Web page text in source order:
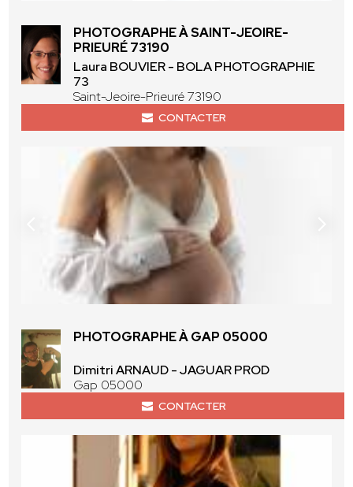
PHOTOGRAPHE À SAINT-JEOIRE-
PRIEURÉ 73190
Laura BOUVIER - BOLA PHOTOGRAPHIE
73
Saint-Jeoire-Prieuré 73190
CONTACTER
PHOTOGRAPHE À GAP 05000
Dimitri ARNAUD - JAGUAR PROD
Gap 05000
CONTACTER